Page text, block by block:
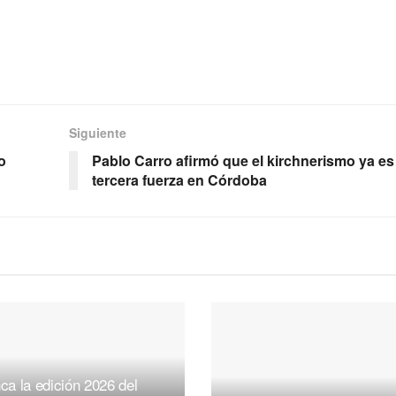
Siguiente
Pablo Carro afirmó que el kirchnerismo ya
tercera fuerza en Córdoba
la edición 2026 del